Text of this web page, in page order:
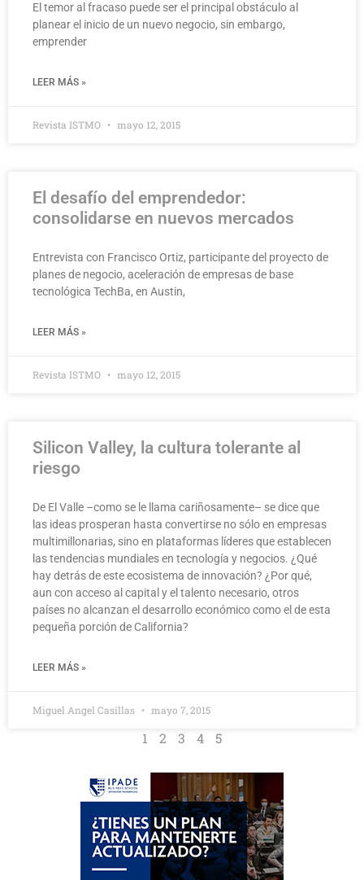
El temor al fracaso puede ser el principal obstáculo al
planear el inicio de un nuevo negocio, sin embargo,
emprender
LEER MÁS »
Revista ISTMO mayo 12, 2015
El desafío del emprendedor:
consolidarse en nuevos mercados
Entrevista con Francisco Ortiz, participante del proyecto de
planes de negocio, aceleración de empresas de base
tecnológica TechBa, en Austin,
LEER MÁS »
Revista ISTMO mayo 12, 2015
Silicon Valley, la cultura tolerante al
riesgo
De El Valle –como se le llama cariñosamente– se dice que
las ideas prosperan hasta convertirse no sólo en empresas
multimillonarias, sino en plataformas líderes que establecen
las tendencias mundiales en tecnología y negocios. ¿Qué
hay detrás de este ecosistema de innovación? ¿Por qué,
aun con acceso al capital y el talento necesario, otros
países no alcanzan el desarrollo económico como el de esta
pequeña porción de California?
LEER MÁS »
Miguel Angel Casillas mayo 7, 2015
1 2 3 4 5